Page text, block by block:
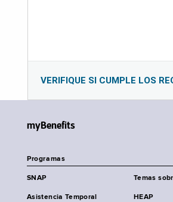
VERIFIQUE SI CUMPLE LOS
myBenefits
Programas
SNAP Temas
Asistencia Temporal HEAP